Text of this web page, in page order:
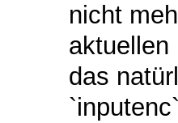
nicht
aktuellen
das